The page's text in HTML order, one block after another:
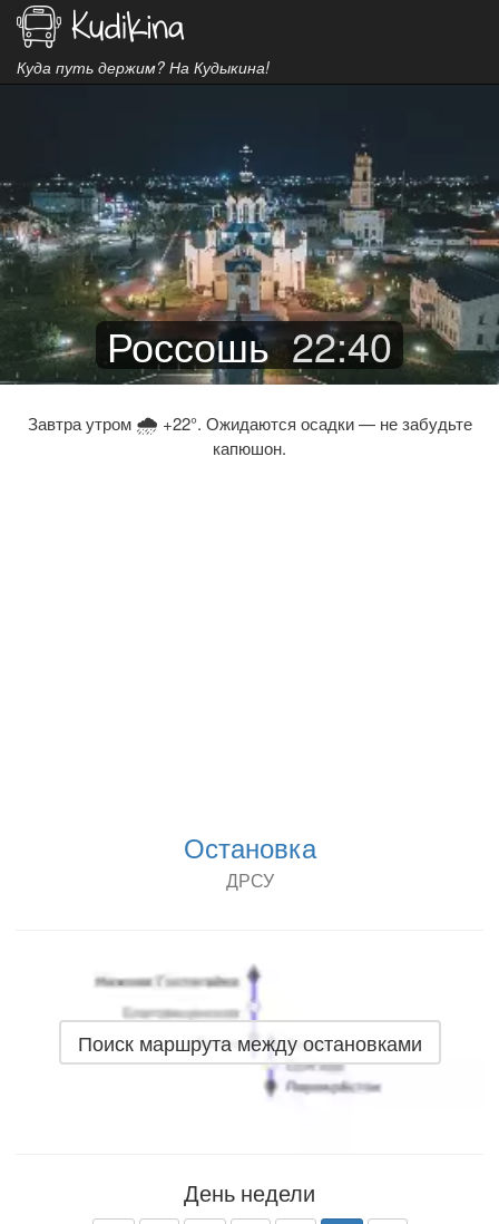
Куда путь держим? На Кудыкина!
Россошь 22:40
Завтра утром 🌧 +22°. Ожидаются осадки — не забудьте
капюшон.
Остановка
ДРСУ
Поиск маршрута между остановками
День недели